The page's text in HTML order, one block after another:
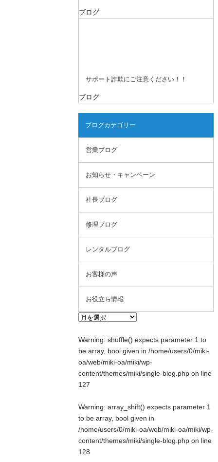
ブログ
サポート詐欺にご注意ください！！
ブログ
ブログカテゴリー
営業ブログ
お知らせ・キャンペーン
社長ブログ
修理ブログ
レンタルブログ
お客様の声
お役立ち情報
Warning: shuffle() expects parameter 1 to
be array, bool given in/home/users/0/miki-
oa/web/miki-oa/miki/wp-
content/themes/miki/single-blog.php on line
127
Warning: array_shift() expects parameter 1
to be array, bool given in
/home/users/0/miki-oa/web/miki-oa/miki/wp-
content/themes/miki/single-blog.php on line
128